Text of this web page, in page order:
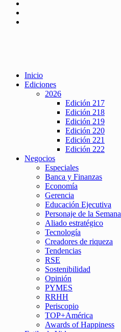
Inicio
Ediciones
2026
Edición 217
Edición 218
Edición 219
Edición 220
Edición 221
Edición 222
Negocios
Especiales
Banca y Finanzas
Economía
Gerencia
Educación Ejecutiva
Personaje de la Semana
Aliado estratégico
Tecnología
Creadores de riqueza
Tendencias
RSE
Sostenibilidad
Opinión
PYMES
RRHH
Periscopio
TOP+América
Awards of Happiness